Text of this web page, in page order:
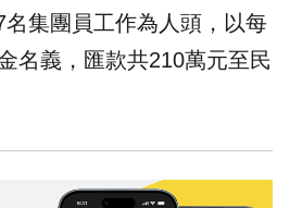
集團員工作為人頭，以每
名義，匯款共210萬元至民